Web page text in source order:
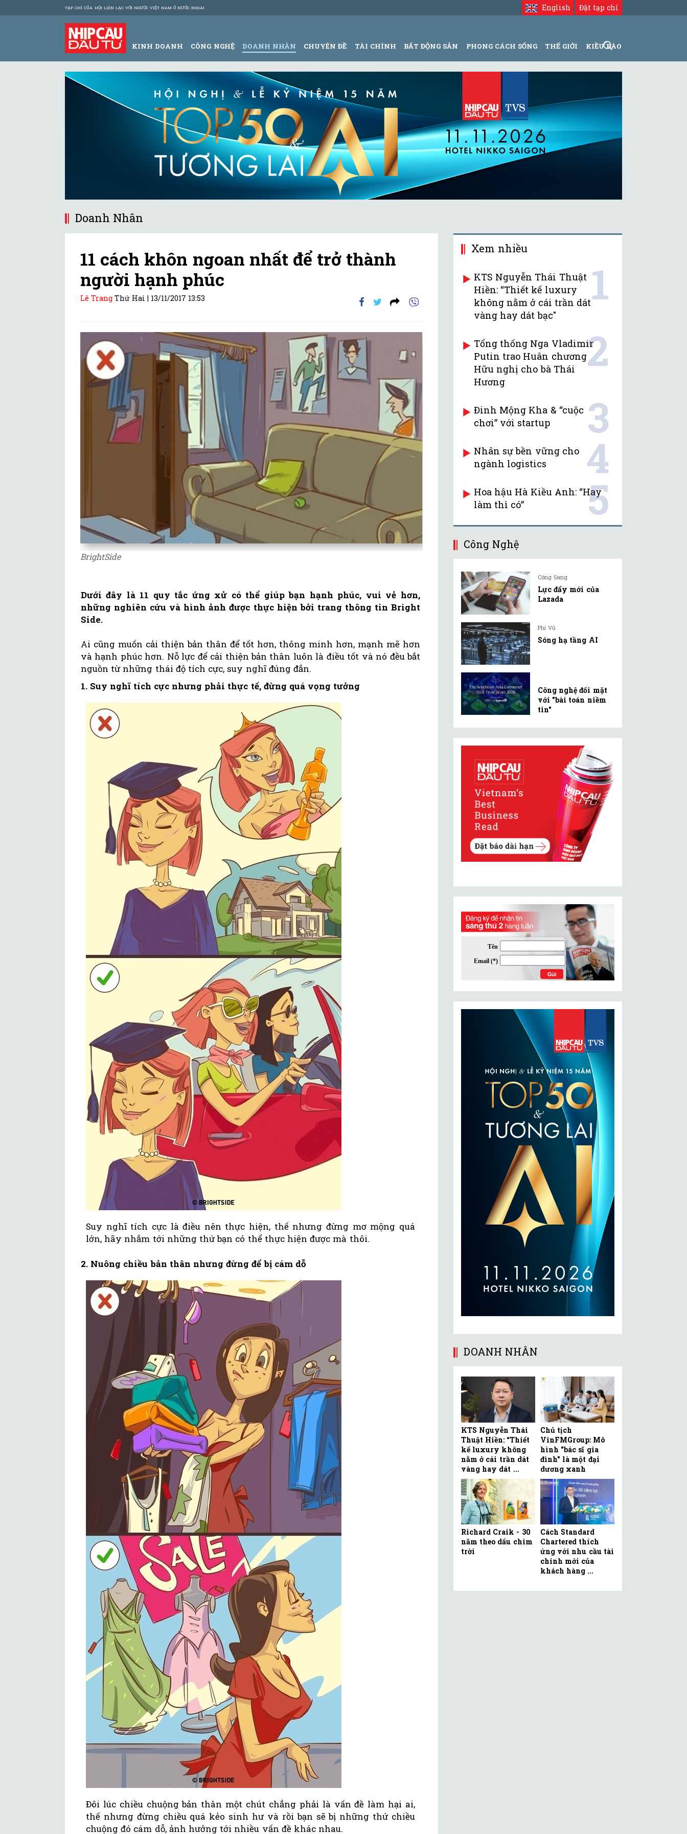
TẠP CHÍ CỦA HỘI LIÊN LẠC VỚI NGƯỜI VIỆT NAM Ở NƯỚC NGOÀI Đặt tạp chí
English
KINH DOANH CÔNG NGHỆ DOANH NHÂN CHUYÊN ĐỀ TÀI CHÍNH BẤT ĐỘNG SẢN PHONG CÁCH SỐNG THẾ GIỚI KIỀU BÀO
Doanh Nhân
11 cách khôn ngoan nhất để trở thành
người hạnh phúc
Lê Trang Thứ Hai | 13/11/2017 13:53
BrightSide
Dưới đây là 11 quy tắc ứng xử có thể giúp bạn hạnh phúc, vui vẻ hơn,
những nghiên cứu và hình ảnh được thực hiện bởi trang thông tin Bright
Side.
Ai cũng muốn cải thiện bản thân để tốt hơn, thông minh hơn, mạnh mẽ hơn
và hạnh phúc hơn. Nỗ lực để cải thiện bản thân luôn là điều tốt và nó đều bắt
nguồn từ những thái độ tích cực, suy nghĩ đúng đắn.
1. Suy nghĩ tích cực nhưng phải thực tế, đừng quá vọng tưởng
Suy nghĩ tích cực là điều nên thực hiện, thế nhưng đừng mơ mộng quá
lớn, hãy nhắm tới những thứ bạn có thể thực hiện được mà thôi.
2. Nuông chiều bản thân nhưng đừng để bị cám dỗ
Đôi lúc chiều chuộng bản thân một chút chẳng phải là vấn đề làm hại ai,
thế nhưng đừng chiều quá kẻo sinh hư và rồi bạn sẽ bị những thứ chiều
chuộng đó cám dỗ, ảnh hưởng tới nhiều vấn đề khác nhau.
Xem nhiều
KTS Nguyễn Thái Thuật
Hiền: “Thiết kế luxury
không nằm ở cái trần dát
vàng hay dát bạc"
1
Tổng thống Nga Vladimir
Putin trao Huân chương
Hữu nghị cho bà Thái
Hương
2
Đinh Mộng Kha & “cuộc
chơi” với startup
3
Nhân sự bền vững cho
ngành logistics
4
Hoa hậu Hà Kiều Anh: “Hay
làm thì có”
5
Công Nghệ
Công Sang
Lực đẩy mới của
Lazada
Phi Vũ
Sóng hạ tầng AI
Công nghệ đối mặt
với "bài toán niềm
tin"
DOANH NHÂN
KTS Nguyễn Thái
Thuật Hiền: “Thiết
kế luxury không
nằm ở cái trần dát
vàng hay dát ...
Chủ tịch
VinFMGroup: Mô
hình "bác sĩ gia
đình" là một đại
dương xanh
Richard Craik - 30
năm theo dấu chim
trời
Cách Standard
Chartered thích
ứng với nhu cầu tài
chính mới của
khách hàng ...